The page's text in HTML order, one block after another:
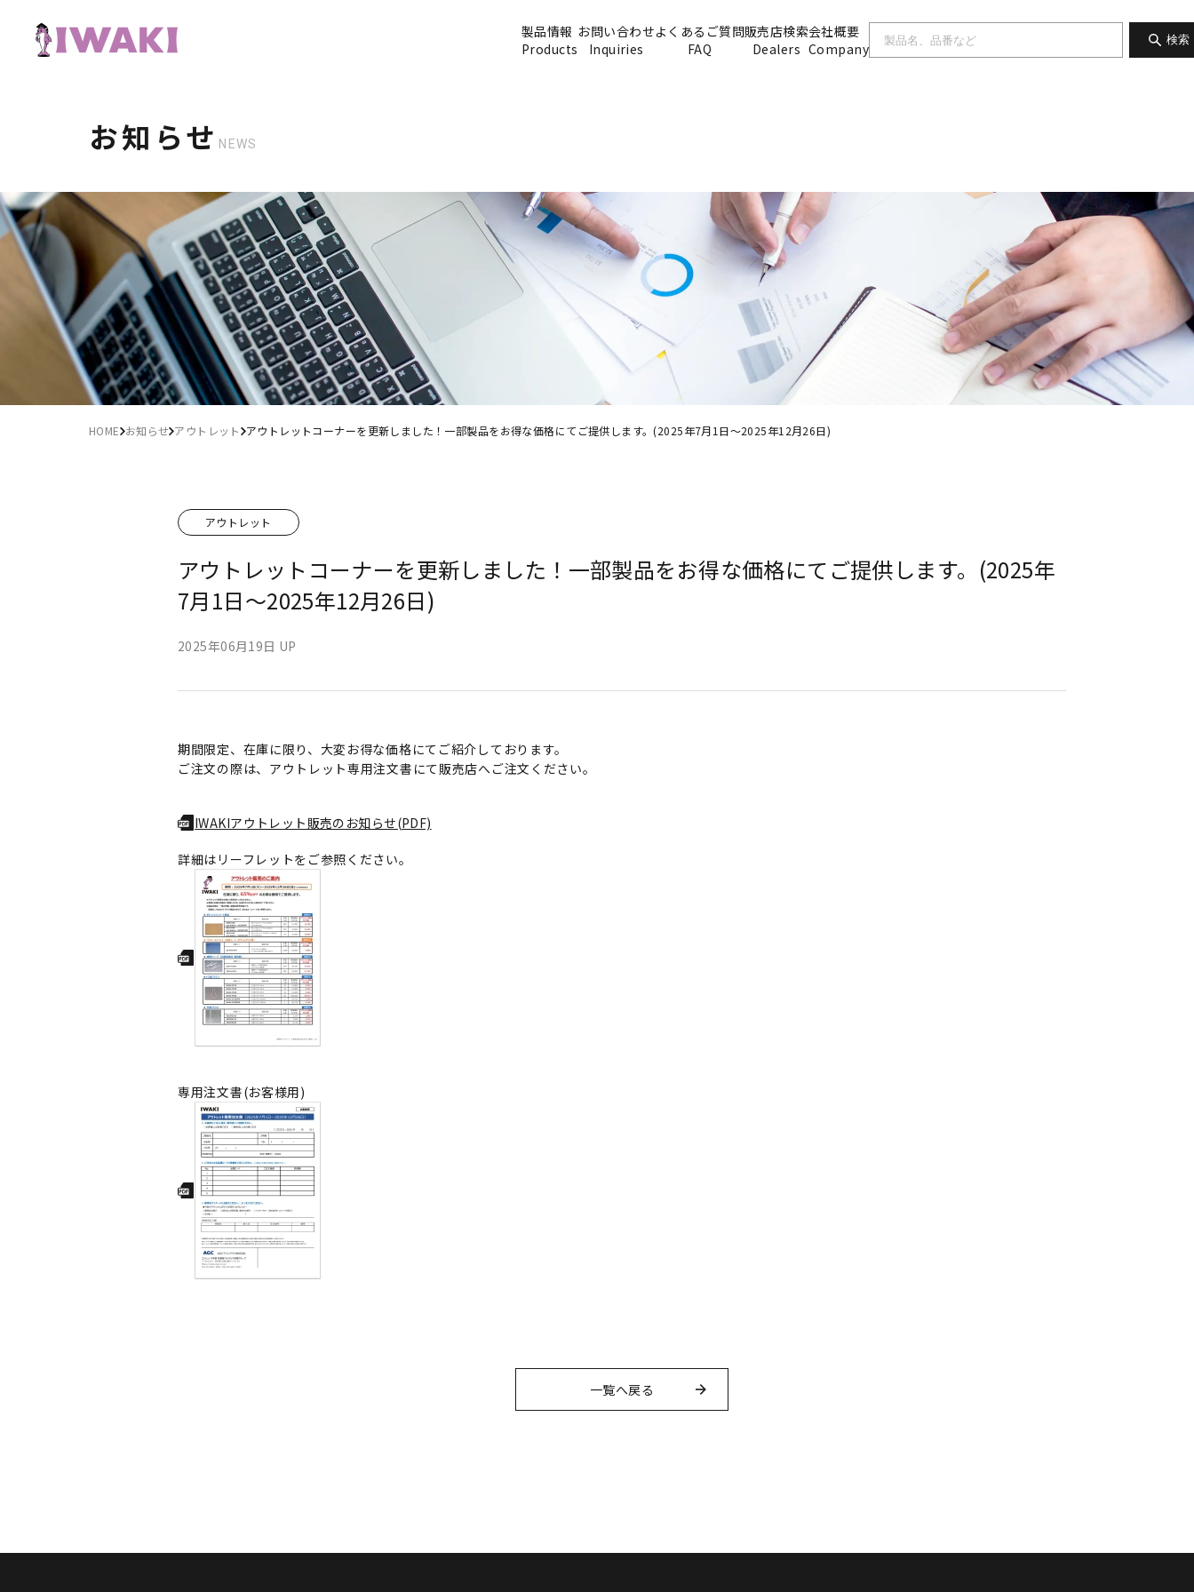
製品情報
Products
お問い合わせ
Inquiries
よくあるご質問
FAQ
販売店検索
Dealers
会社概要
Company
検索
お知らせ NEWS
HOME お知らせ アウトレット アウトレットコーナーを更新しました！一部製品をお得な価格にてご提供します。(2025年7月1日～2025年12月26日)
アウトレット
アウトレットコーナーを更新しました！一部製品をお得な価格にてご提供します。(2025年
7月1日～2025年12月26日)
2025年06月19日 UP
期間限定、在庫に限り、大変お得な価格にてご紹介しております。
ご注文の際は、アウトレット専用注文書にて販売店へご注文ください。
IWAKIアウトレット販売のお知らせ(PDF)
詳細はリーフレットをご参照ください。
専用注文書(お客様用)
一覧へ戻る